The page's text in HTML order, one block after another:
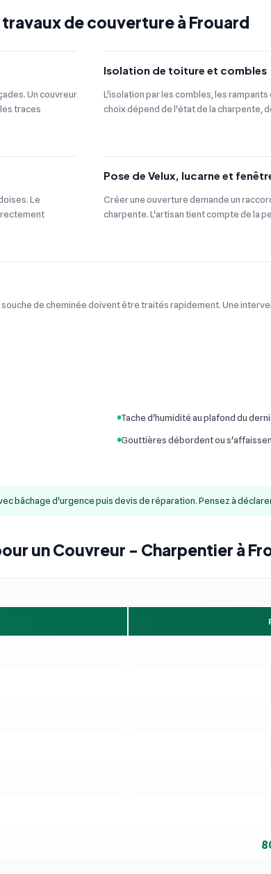
travaux de couverture à Frouard
Un couvreur
traces
Isolation de toiture et combles
L'isolation par les combles, les
choix dépend de l'état de la charpente,
Le
Pose de Velux, lucarne et
Créer une ouverture demande un
charpente. L'artisan tient compte de la
de cheminée doivent être traités rapidement. Une
Tache d'humidité au plafond du
Gouttières débordent ou
d'urgence puis devis de réparation. Pensez à
un Couvreur - Charpentier à